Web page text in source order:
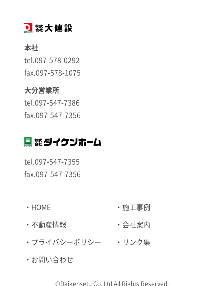
本社
tel.097-578-0292
fax.097-578-1075
大分営業所
tel.097-547-7386
fax.097-547-7356
tel.097-547-7355
fax.097-547-7356
HOME 施工事例
不動産情報 会社案内
プライバシーポリシー リンク集
お問い合わせ
©Daikensetu Co.,Ltd All Rights Reserved.